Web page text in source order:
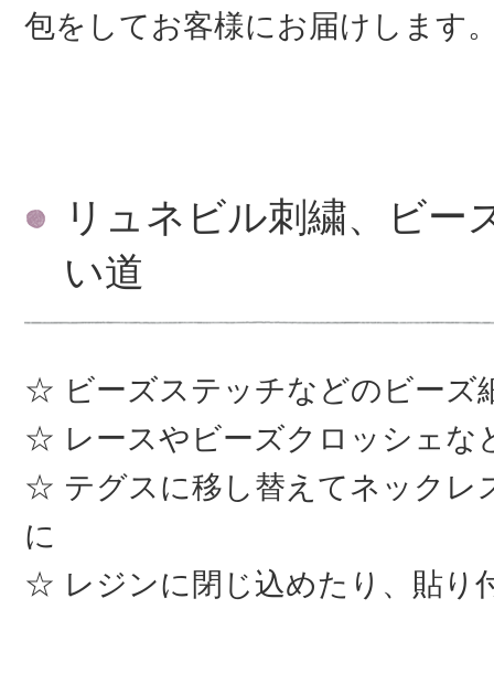
包をしてお客様にお届けします
リュネビル刺繍、ビー
い道
ビーズステッチなどのビーズ
レースやビーズクロッシェな
テグスに移し替えてネックレ
に
レジンに閉じ込めたり、貼り